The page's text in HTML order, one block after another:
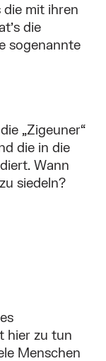
die mit ihren
die
sogenannte
„Zigeuner“
die in die
Wann
siedeln?
hier zu tun
Menschen